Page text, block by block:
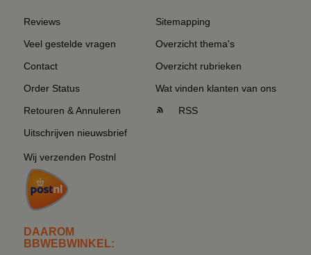
Reviews
Veel gestelde vragen
Contact
Order Status
Retouren & Annuleren
Uitschrijven nieuwsbrief
Wij verzenden Postnl
DAAROM
BBWEBWINKEL:
Sitemapping
Overzicht thema's
Overzicht rubrieken
Wat vinden klanten van ons
RSS